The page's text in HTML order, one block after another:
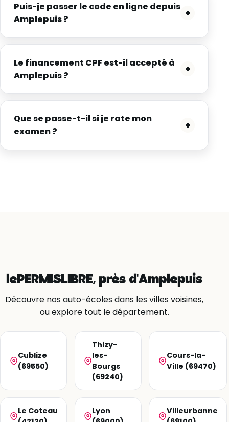
Puis-je passer le code en ligne depuis
Amplepuis ?
+
Le financement CPF est-il accepté à
Amplepuis ?
+
Que se passe-t-il si je rate mon
examen ?
+
lePERMISLIBRE, près d'Amplepuis
Découvre nos auto-écoles dans les villes voisines,
ou explore tout le département.
Cublize
(69550)
Thizy-
les-
Bourgs
(69240)
Cours-la-
Ville (69470)
Le Coteau
Lyon
Villeurbanne